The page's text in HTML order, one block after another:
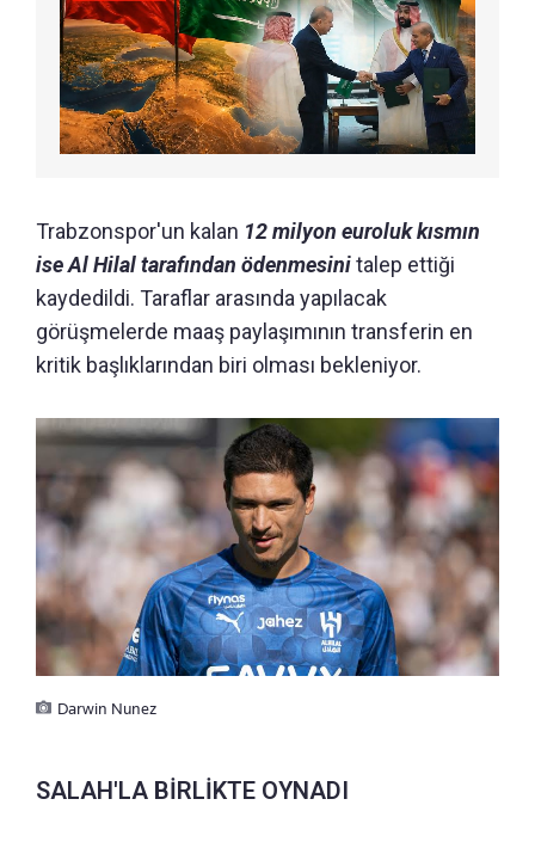
Trabzonspor'un kalan 12 milyon euroluk kısmın
ise Al Hilal tarafından ödenmesinitalep ettiği
kaydedildi. Taraflar arasında yapılacak
görüşmelerde maaş paylaşımının transferin en
kritik başlıklarından biri olması bekleniyor.
Darwin Nunez
SALAH'LA BİRLİKTE OYNADI